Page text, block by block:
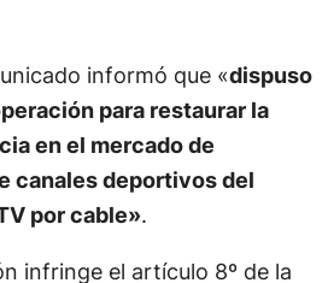
informó que «dispuso
para restaurar la
en el mercado de
canales deportivos del
por cable».
infringe el artículo 8º de la